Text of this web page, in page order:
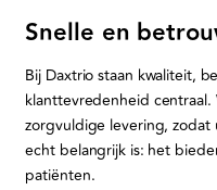
Snelle en
Bij Daxtrio staan kwaliteit,
klanttevredenheid
zorgvuldige levering,
echt belangrijk is: het
patiënten.